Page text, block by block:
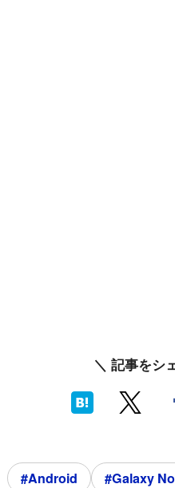
＼ 記事をシ
#Android #Galaxy